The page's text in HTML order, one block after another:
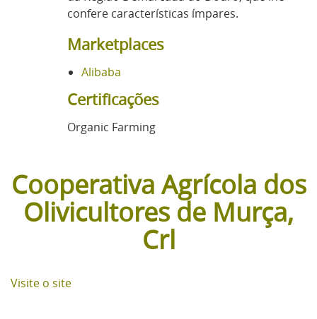
confere características ímpares.
Marketplaces
Alibaba
Certificações
Organic Farming
Cooperativa Agrícola dos
Olivicultores de Murça,
Crl
Visite o site